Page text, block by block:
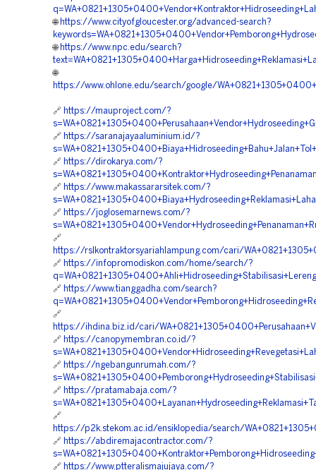
🌐 https://www.cityofgloucester.org/advanced-search?
🌐 https://www.npc.edu/search?
🌐
https://www.ohlone.edu/search/google/
🔗 https://mauproject.com/?
🔗 https://saranajayaaluminium.id/?
🔗 https://dirokarya.com/?
🔗 https://www.makassararsitek.com/?
🔗 https://joglosemarnews.com/?
🔗
https://rslkontraktorsyariahlampung.com/cari/
🔗 https://infopromodiskon.com/home/search/?
🔗 https://www.tianggadha.com/search?
🔗
https://ihdina.biz.id/cari/
🔗 https://canopymembran.co.id/?
🔗 https://ngebangunrumah.com/?
🔗 https://pratamabaja.com/?
🔗
https://p2k.stekom.ac.id/ensiklopedia/search/
🔗 https://abdiremajacontractor.com/?
🔗 https://www.ptteralismajujaya.com/?